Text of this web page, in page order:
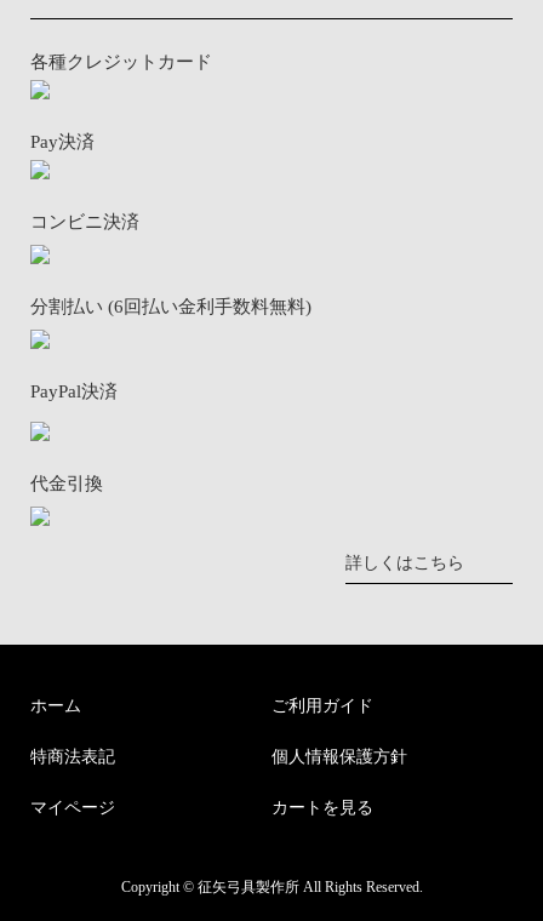
各種クレジットカード
Pay決済
コンビニ決済
分割払い (6回払い金利手数料無料)
PayPal決済
代金引換
詳しくはこちら
ホーム ご利用ガイド
特商法表記 個人情報保護方針
マイページ カートを見る
Copyright © 征矢弓具製作所 All Rights Reserved.